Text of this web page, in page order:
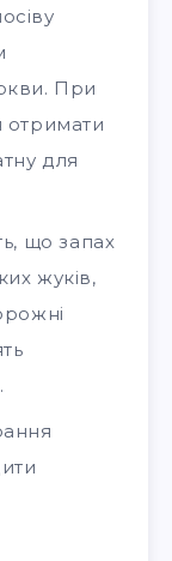
При
отримати
для
що запах
жуків,